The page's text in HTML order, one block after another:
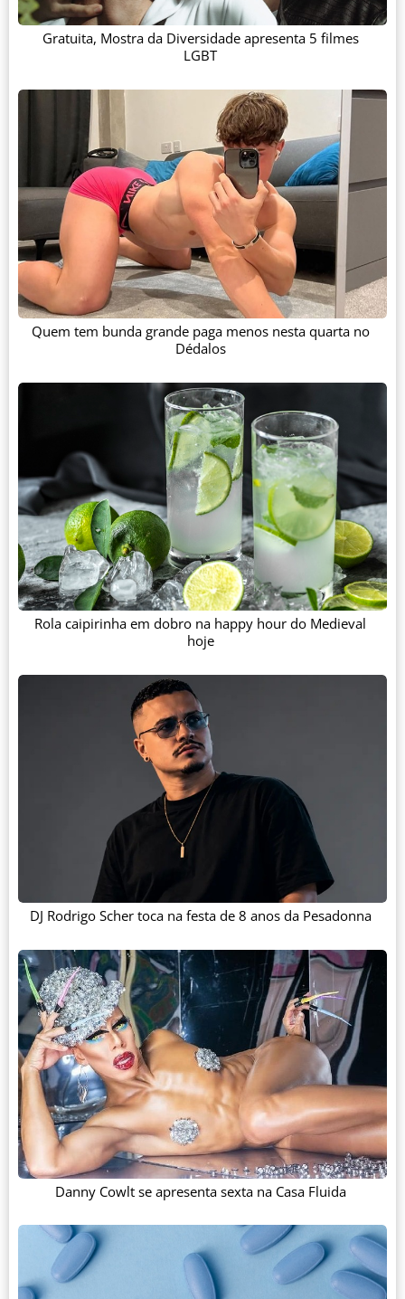
Gratuita, Mostra da Diversidade apresenta 5 filmes
LGBT
Quem tem bunda grande paga menos nesta quarta no
Dédalos
Rola caipirinha em dobro na happy hour do Medieval
hoje
DJ Rodrigo Scher toca na festa de 8 anos da Pesadonna
Danny Cowlt se apresenta sexta na Casa Fluida